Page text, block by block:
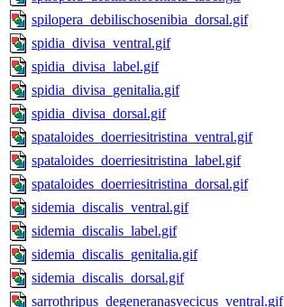
spilopera_debilischosenibia_dorsal.gif
spidia_divisa_ventral.gif
spidia_divisa_label.gif
spidia_divisa_genitalia.gif
spidia_divisa_dorsal.gif
spataloides_doerriesitristina_ventral.gif
spataloides_doerriesitristina_label.gif
spataloides_doerriesitristina_dorsal.gif
sidemia_discalis_ventral.gif
sidemia_discalis_label.gif
sidemia_discalis_genitalia.gif
sidemia_discalis_dorsal.gif
sarrothripus_degeneranasvecicus_ventral.gif